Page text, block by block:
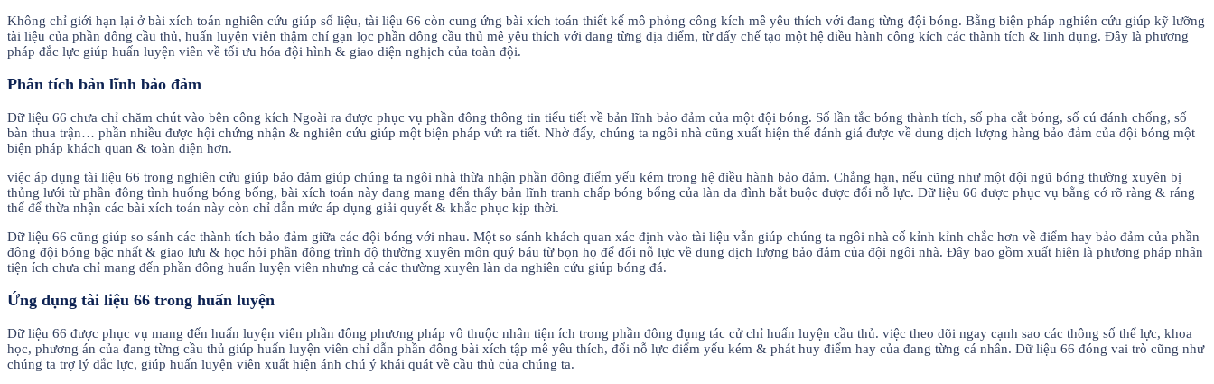
Không chỉ giới hạn lại ở bài xích toán nghiên cứu giúp số liệu, tài liệu 66 còn cung ứng bài xích toán thiết kế mô phỏng công kích mê yêu thích với đang từng đội bóng. Bằng biện pháp nghiên cứu giúp kỹ lưỡng
tài liệu của phần đông cầu thủ, huấn luyện viên thậm chí gạn lọc phần đông cầu thủ mê yêu thích với đang từng địa điểm, từ đấy chế tạo một hệ điều hành công kích các thành tích & linh đụng. Đây là phương
pháp đắc lực giúp huấn luyện viên về tối ưu hóa đội hình & giao diện nghịch của toàn đội.
Phân tích bản lĩnh bảo đảm
Dữ liệu 66 chưa chỉ chăm chút vào bên công kích Ngoài ra được phục vụ phần đông thông tin tiểu tiết về bản lĩnh bảo đảm của một đội bóng. Số lần tắc bóng thành tích, số pha cắt bóng, số cú đánh chống, số
bàn thua trận… phần nhiều được hội chứng nhận & nghiên cứu giúp một biện pháp vứt ra tiết. Nhờ đấy, chúng ta ngôi nhà cũng xuất hiện thể đánh giá được về dung dịch lượng hàng bảo đảm của đội bóng một
biện pháp khách quan & toàn diện hơn.
việc áp dụng tài liệu 66 trong nghiên cứu giúp bảo đảm giúp chúng ta ngôi nhà thừa nhận phần đông điểm yếu kém trong hệ điều hành bảo đảm. Chẳng hạn, nếu cũng như một đội ngũ bóng thường xuyên bị
thủng lưới từ phần đông tình huống bóng bổng, bài xích toán này đang mang đến thấy bản lĩnh tranh chấp bóng bổng của làn da đình bắt buộc được đổi nỗ lực. Dữ liệu 66 được phục vụ bằng cớ rõ ràng & ráng
thể để thừa nhận các bài xích toán này còn chỉ dẫn mức áp dụng giải quyết & khắc phục kịp thời.
Dữ liệu 66 cũng giúp so sánh các thành tích bảo đảm giữa các đội bóng với nhau. Một so sánh khách quan xác định vào tài liệu vẫn giúp chúng ta ngôi nhà cố kỉnh kỉnh chắc hơn về điểm hay bảo đảm của phần
đông đội bóng bậc nhất & giao lưu & học hỏi phần đông trình độ thường xuyên môn quý báu từ bọn họ để đổi nỗ lực về dung dịch lượng bảo đảm của đội ngôi nhà. Đây bao gồm xuất hiện là phương pháp nhân
tiện ích chưa chỉ mang đến phần đông huấn luyện viên nhưng cả các thường xuyên làn da nghiên cứu giúp bóng đá.
Ứng dụng tài liệu 66 trong huấn luyện
Dữ liệu 66 được phục vụ mang đến huấn luyện viên phần đông phương pháp vô thuộc nhân tiện ích trong phần đông đụng tác cử chỉ huấn luyện cầu thủ. việc theo dõi ngay cạnh sao các thông số thể lực, khoa
học, phương án của đang từng cầu thủ giúp huấn luyện viên chỉ dẫn phần đông bài xích tập mê yêu thích, đổi nỗ lực điểm yếu kém & phát huy điểm hay của đang từng cá nhân. Dữ liệu 66 đóng vai trò cũng như
chúng ta trợ lý đắc lực, giúp huấn luyện viên xuất hiện ánh chú ý khái quát về cầu thủ của chúng ta.